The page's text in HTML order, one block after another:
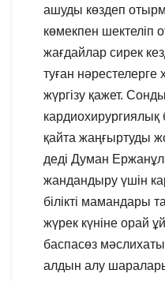
ашуды көздеп
көмекпен шектеліп
жағдайлар сирек
туған
жүргізу қажет.
кардиохирургиялық
қайта жаңғыртуды
деді Думан
жандандыру үшін
білікті мамандары
жүрек күніне орай
баспасөз
алдын алу